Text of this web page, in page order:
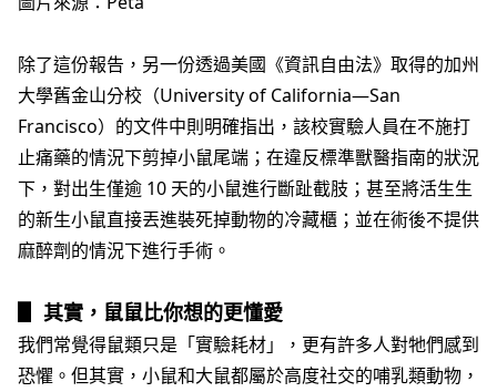
除了這份報告，另一份透過美國《資訊自由法》取得的加州
大學舊金山分校（University of California—San
Francisco）的文件中則明確指出，該校實驗人員在不施打
止痛藥的情況下剪掉小鼠尾端；在違反標準獸醫指南的狀況
下，對出生僅逾 10 天的小鼠進行斷趾截肢；甚至將活生生
的新生小鼠直接丟進裝死掉動物的冷藏櫃；並在術後不提供
麻醉劑的情況下進行手術。
其實，鼠鼠比你想的更懂愛
我們常覺得鼠類只是「實驗耗材」，更有許多人對牠們感到
恐懼。但其實，小鼠和大鼠都屬於高度社交的哺乳類動物，